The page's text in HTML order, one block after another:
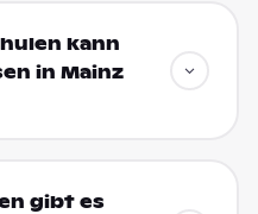
kann
in Mainz
gibt es